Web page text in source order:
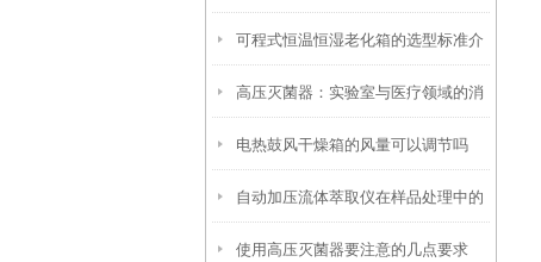
取新时代
可程式恒温恒湿老化箱的选型标准介
绍
高压灭菌器：实验室与医疗领域的消
毒卫士
电热鼓风干燥箱的风量可以调节吗
自动加压流体萃取仪在样品处理中的
应用
使用高压灭菌器要注意的几点要求